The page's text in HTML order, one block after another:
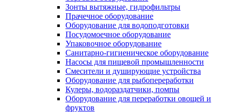
Зонты вытяжные, гидрофильтры
Прачечное оборудование
Оборудование для водоподготовки
Посудомоечное оборудование
Упаковочное оборудование
Санитарно-гигиеническое оборудование
Насосы для пищевой промышленности
Смесители и душирующие устройства
Оборудование для рыбопереработки
Кулеры, водораздатчики, помпы
Оборудование для переработки овощей и
фруктов